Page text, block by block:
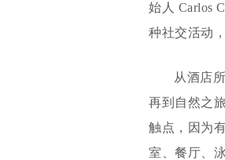
始人 Carlos
种社交活动
从酒店
再到自然之
触点，因为
室、餐厅、